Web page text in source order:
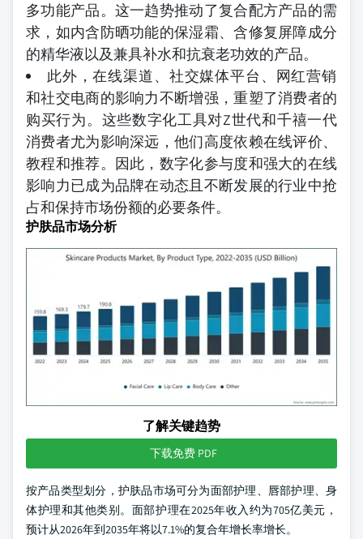
多功能产品。这一趋势推动了复合配方产品的需
求，如内含防晒功能的保湿霜、含修复屏障成分
的精华液以及兼具补水和抗衰老功效的产品。
此外，在线渠道、社交媒体平台、网红营销
和社交电商的影响力不断增强，重塑了消费者的
购买行为。这些数字化工具对Z世代和千禧一代
消费者尤为影响深远，他们高度依赖在线评价、
教程和推荐。因此，数字化参与度和强大的在线
影响力已成为品牌在动态且不断发展的行业中抢
占和保持市场份额的必要条件。
护肤品市场分析
了解关键趋势
下载免费 PDF
按产品类型划分，护肤品市场可分为面部护理、唇部护理、身
体护理和其他类别。面部护理在2025年收入约为705亿美元，
预计从2026年到2035年将以7.1%的复合年增长率增长。